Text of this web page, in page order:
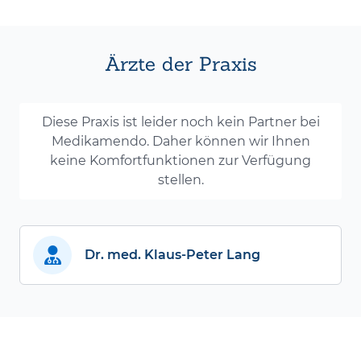
Ärzte der Praxis
Diese Praxis ist leider noch kein Partner bei
Medikamendo. Daher können wir Ihnen
keine Komfortfunktionen zur Verfügung
stellen.
Dr. med. Klaus-Peter Lang